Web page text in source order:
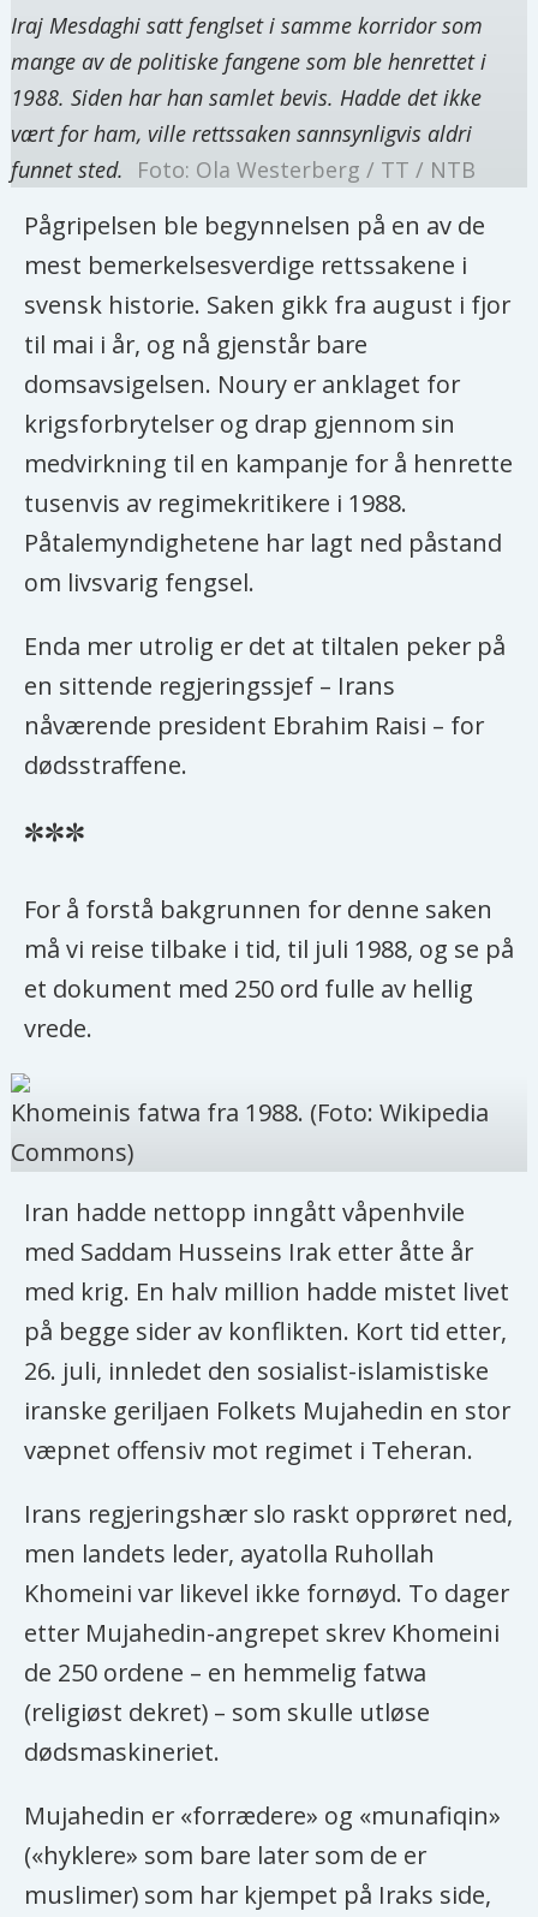
Iraj Mesdaghi satt fenglset i samme korridor som
mange av de politiske fangene som ble henrettet i
1988. Siden har han samlet bevis. Hadde det ikke
vært for ham, ville rettssaken sannsynligvis aldri
funnet sted.
Foto: Ola Westerberg / TT / NTB
Pågripelsen ble begynnelsen på en av de
mest bemerkelsesverdige rettssakene i
svensk historie. Saken gikk fra august i fjor
til mai i år, og nå gjenstår bare
domsavsigelsen. Noury er anklaget for
krigsforbrytelser og drap gjennom sin
medvirkning til en kampanje for å henrette
tusenvis av regimekritikere i 1988.
Påtalemyndighetene har lagt ned påstand
om livsvarig fengsel.
Enda mer utrolig er det at tiltalen peker på
en sittende regjeringssjef – Irans
nåværende president Ebrahim Raisi – for
dødsstraffene.
***
For å forstå bakgrunnen for denne saken
må vi reise tilbake i tid, til juli 1988, og se på
et dokument med 250 ord fulle av hellig
vrede.
Khomeinis fatwa fra 1988. (Foto: Wikipedia
Commons)
Iran hadde nettopp inngått våpenhvile
med Saddam Husseins Irak etter åtte år
med krig. En halv million hadde mistet livet
på begge sider av konflikten. Kort tid etter,
26. juli, innledet den sosialist-islamistiske
iranske geriljaen Folkets Mujahedin en stor
væpnet offensiv mot regimet i Teheran.
Irans regjeringshær slo raskt opprøret ned,
men landets leder, ayatolla Ruhollah
Khomeini var likevel ikke fornøyd. To dager
etter Mujahedin-angrepet skrev Khomeini
de 250 ordene – en hemmelig fatwa
(religiøst dekret) – som skulle utløse
dødsmaskineriet.
Mujahedin er «forrædere» og «munafiqin»
(«hyklere» som bare later som de er
muslimer) som har kjempet på Iraks side,